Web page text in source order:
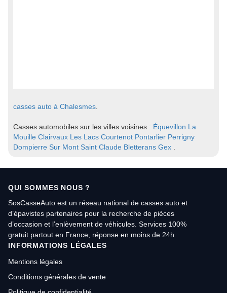
casses auto à Chalesmes
Casses automobiles sur les villes voisines : Équevillon La
Mouille Clairvaux Les Lacs Courtenot Pontarlier Perrigny
Dompierre Sur Mont Saint Claude Bletterans Gex
QUI SOMMES NOUS ?
SosCasseAuto est un réseau national de casses auto et
d’épavistes partenaires pour la recherche de pièces
d’occasion et l’enlèvement de véhicules. Services 100%
gratuit partout en France, réponse en moins de 24h.
INFORMATIONS LÉGALES
Mentions légales
Conditions générales de vente